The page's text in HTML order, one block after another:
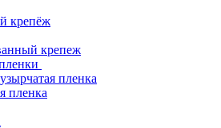
крепёж
крепеж
пленка
пленка